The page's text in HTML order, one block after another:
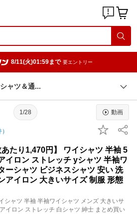
8/11(火)01:59まで 要エントリー
ャツ＆通
1/28 動画
たり1,470円】 ワイシャツ 半袖 5
イロン ストレッチ yシャツ 半袖ワ
ーシャツ ビジネスシャツ 安い 洗
アイロン 大きいサイズ 制服 形態
シャツ 半袖 半袖ワイシャツ メンズ 大きいサ
イロン ストレッチ 白シャツ 紳士 まとめ買い